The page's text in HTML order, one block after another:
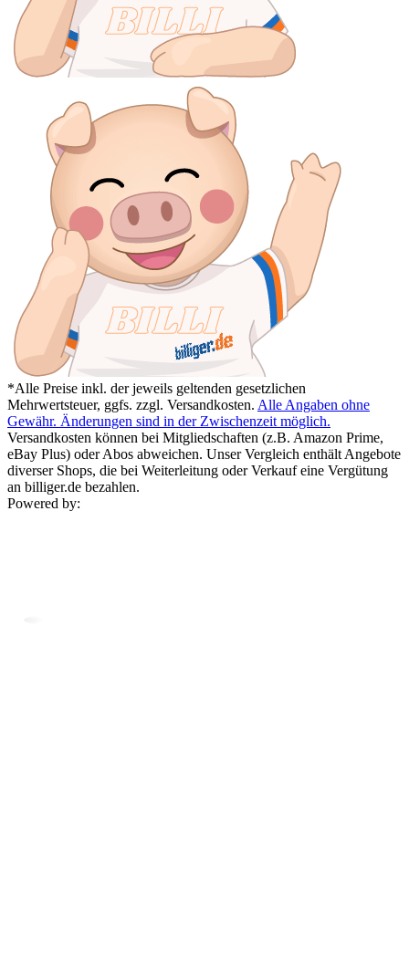
*Alle Preise inkl. der jeweils geltenden gesetzlichen
Mehrwertsteuer, ggfs. zzgl. Versandkosten. Alle Angaben ohne
Gewähr. Änderungen sind in der Zwischenzeit möglich.
Versandkosten können bei Mitgliedschaften (z.B. Amazon Prime,
eBay Plus) oder Abos abweichen. Unser Vergleich enthält Angebote
diverser Shops, die bei Weiterleitung oder Verkauf eine Vergütung
an billiger.de bezahlen.
Powered by: